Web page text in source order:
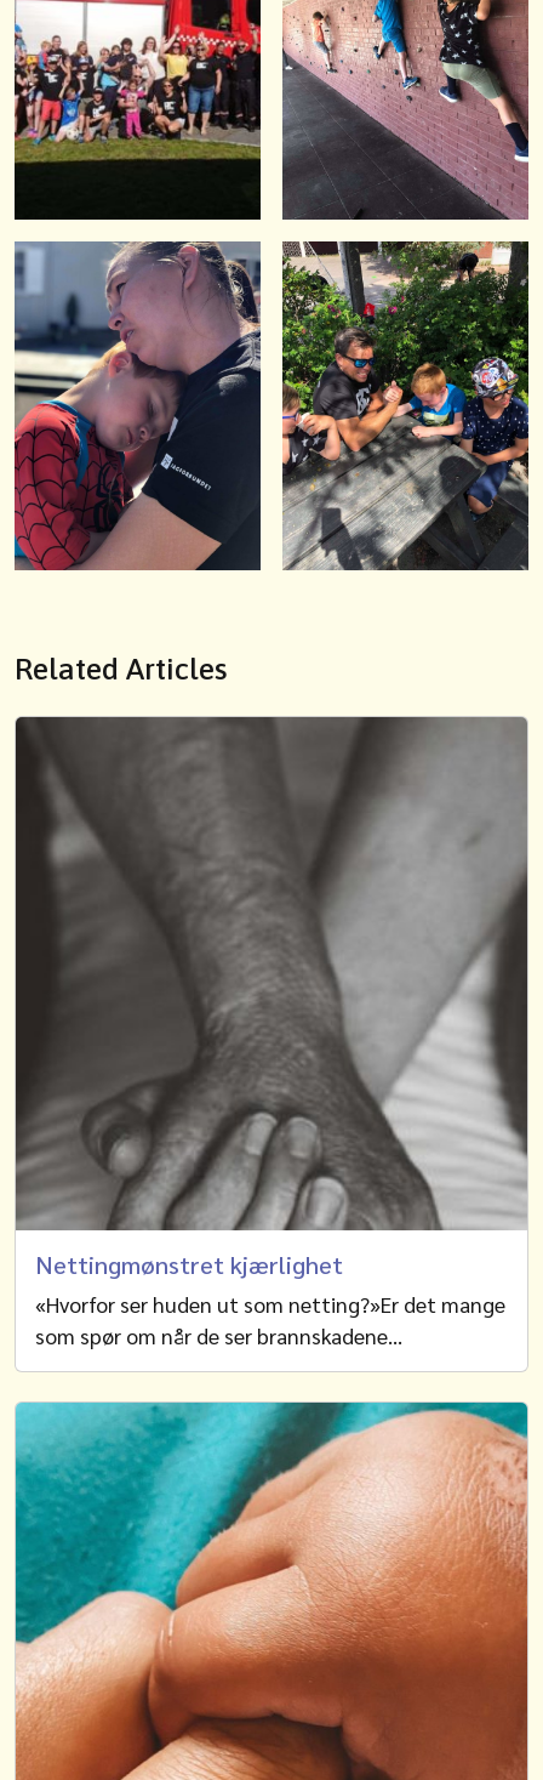
Related Articles
Nettingmønstret kjærlighet
«Hvorfor ser huden ut som netting?»Er det mange
som spør om når de ser brannskadene…